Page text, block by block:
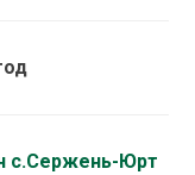
с.Сержень-Юрт